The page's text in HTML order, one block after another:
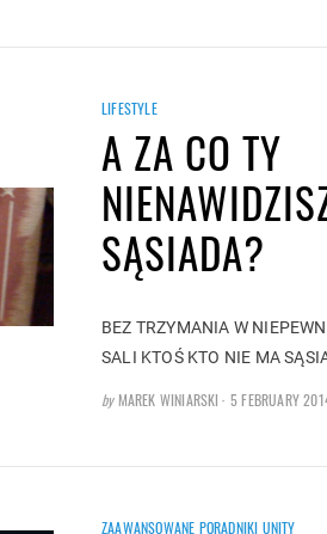
LIFESTYLE
A ZA CO TY
SĄSIADA?
BEZ TRZYMANIA W
SALI KTOŚ KTO NIE MA
byMAREK WINIARSKI
POSTED
5 FEBRUARY
ZAAWANSOWANE PORADNIKI UNITY